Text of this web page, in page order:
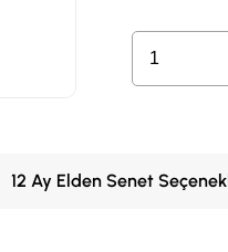
12 Ay Elden Senet